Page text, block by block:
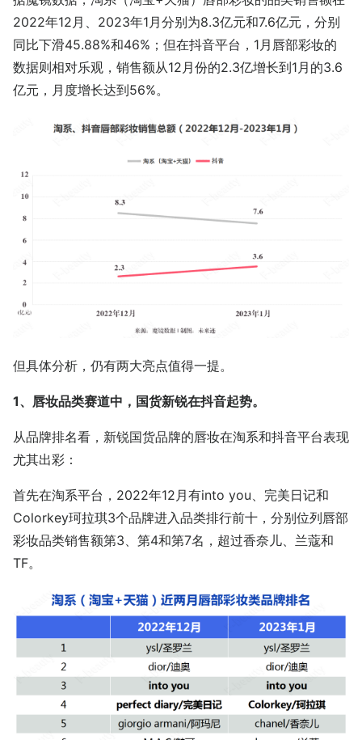
2022年12月、2023年1月分别为8.3亿元和7.6亿元，分别
同比下滑45.88%和46%；但在抖音平台，1月唇部彩妆的
数据则相对乐观，销售额从12月份的2.3亿增长到1月的3.6
亿元，月度增长达到56%。
但具体分析，仍有两大亮点值得一提。
1、唇妆品类赛道中，国货新锐在抖音起势。
从品牌排名看，新锐国货品牌的唇妆在淘系和抖音平台表现
尤其出彩：
首先在淘系平台，2022年12月有into you、完美日记和
Colorkey珂拉琪3个品牌进入品类排行前十，分别位列唇部
彩妆品类销售额第3、第4和第7名，超过香奈儿、兰蔻和
TF。